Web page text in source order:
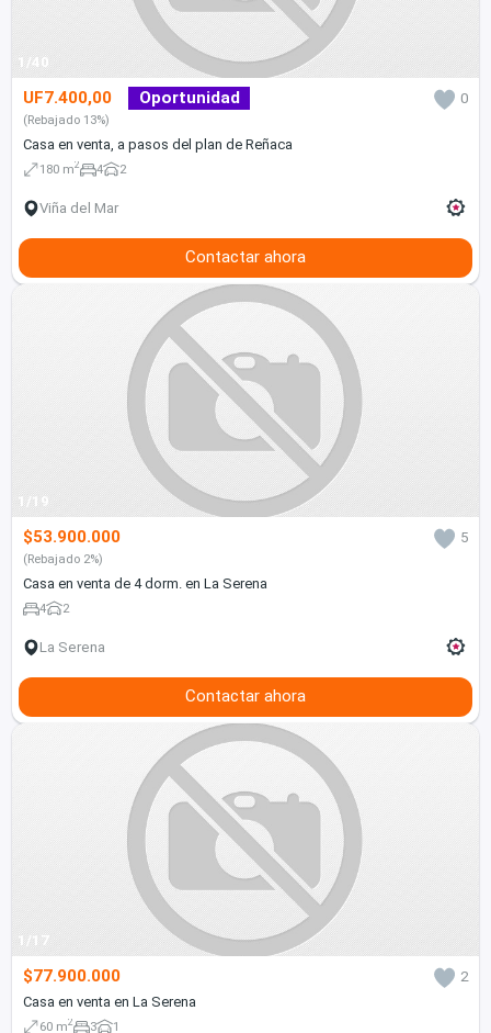
1/40
UF7.400,00 Oportunidad 0
(Rebajado 13%)
Casa en venta, a pasos del plan de Reñaca
180 m2 4 2
Viña del Mar
Contactar ahora
1/19
$53.900.000 5
(Rebajado 2%)
Casa en venta de 4 dorm. en La Serena
4 2
La Serena
Contactar ahora
1/17
$77.900.000
2
Casa en venta en La Serena
60 m2 3 1